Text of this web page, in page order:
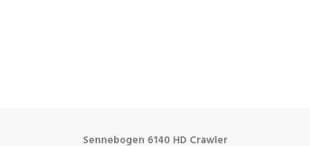
Sennebogen 6140 HD Crawler